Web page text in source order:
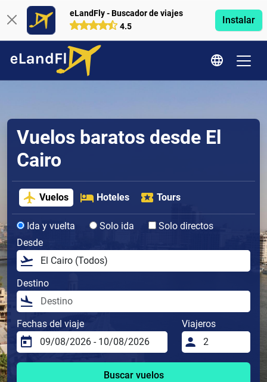
eLandFly - Buscador de viajes
4.5
Instalar
Vuelos baratos desde El
Cairo
Vuelos Hoteles Tours
Ida y vuelta Solo ida
Solo directos
Desde
Destino
Fechas del viaje Viajeros
Buscar vuelos